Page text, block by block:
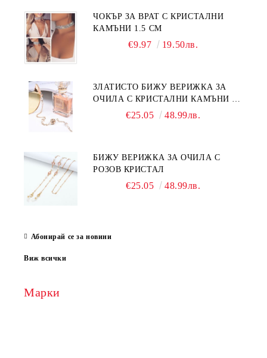
ЧОКЪР ЗА ВРАТ С КРИСТАЛНИ
КАМЪНИ 1.5 СМ
€9.97 19.50лв.
ЗЛАТИСТО БИЖУ ВЕРИЖКА ЗА
ОЧИЛА С КРИСТАЛНИ КАМЪНИ И
€25.05 48.99лв.
БИЖУ ВЕРИЖКА ЗА ОЧИЛА С
РОЗОВ КРИСТАЛ
€25.05 48.99лв.
Абонирай се за новини
Виж всички
Марки